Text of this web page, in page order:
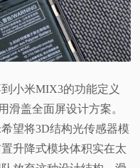
小米MIX3的功能定义
滑盖全面屏设计方案。
望将3D结构光传感器模
升降式模块体积实在太